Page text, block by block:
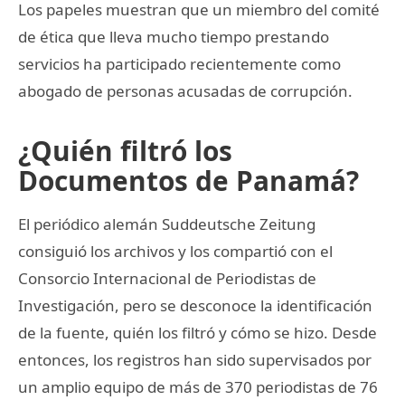
Los papeles muestran que un miembro del comité
de ética que lleva mucho tiempo prestando
servicios ha participado recientemente como
abogado de personas acusadas de corrupción.
¿Quién filtró los
Documentos de Panamá?
El periódico alemán Suddeutsche Zeitung
consiguió los archivos y los compartió con el
Consorcio Internacional de Periodistas de
Investigación, pero se desconoce la identificación
de la fuente, quién los filtró y cómo se hizo. Desde
entonces, los registros han sido supervisados por
un amplio equipo de más de 370 periodistas de 76